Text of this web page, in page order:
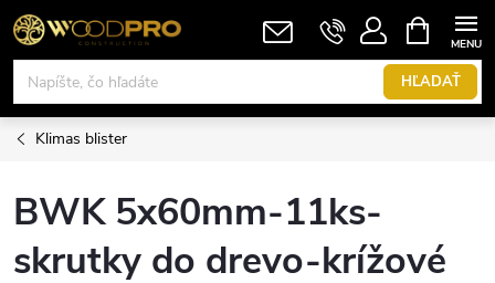
Prejsť
na
obsah
HĽADAŤ
KOŠÍK
Klimas blister
BWK 5x60mm-11ks-
skrutky do drevo-krížové